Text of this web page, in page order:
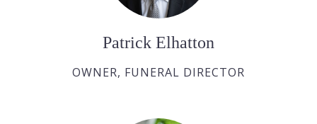
Patrick Elhatton
OWNER, FUNERAL DIRECTOR